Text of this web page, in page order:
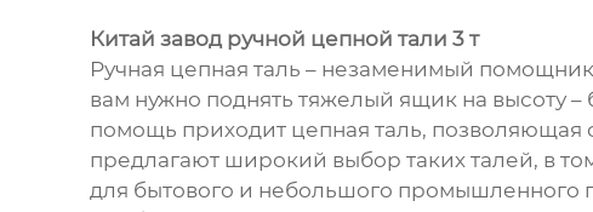
Китай завод ручной цепной тали 3 т
Ручная цепная таль – незаменимый
вам нужно поднять тяжелый ящик на высоту
помощь приходит цепная таль, позволяющая
предлагают широкий выбор таких талей, в
для бытового и небольшого промышленного